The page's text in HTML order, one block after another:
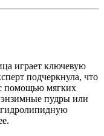
играет ключевую
подчеркнула, что
помощью мягких
пудры или